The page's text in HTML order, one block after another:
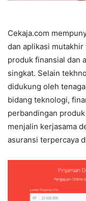
Cekaja.com
dan aplikasi
produk finansial dan
singkat. Selain
didukung oleh
bidang teknologi,
perbandingan
menjalin kerjasama
asuransi terpercaya